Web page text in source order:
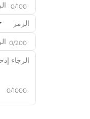
0/100
الرمز
0/200
0/1000